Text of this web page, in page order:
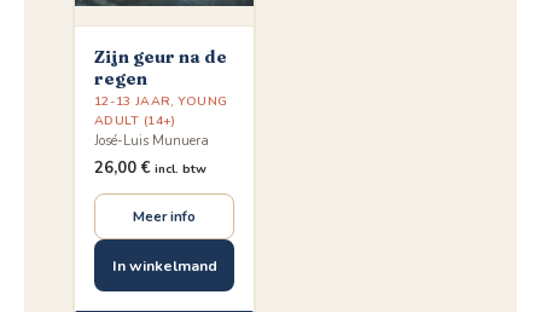
Zijn geur na de
regen
12-13 JAAR, YOUNG
ADULT (14+)
José-Luis Munuera
26,00 € incl. btw
Meer info
In winkelmand